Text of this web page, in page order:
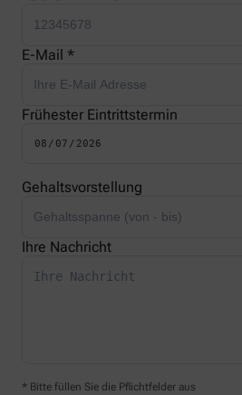
E-Mail *
Frühester Eintrittstermin
Gehaltsvorstellung
Ihre Nachricht
* Bitte füllen Sie die Pflichtfelder aus